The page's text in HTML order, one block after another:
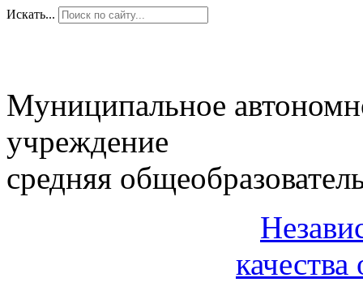
Искать...
Муниципальное
учреждение
средняя
качества